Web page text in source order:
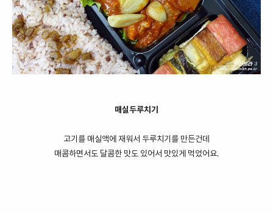
매실두루치기
고기를 매실액에 재워서 두루치기를 만든건데
매콤하면서도 달콤한 맛도 있어서 맛있게 먹었어요.